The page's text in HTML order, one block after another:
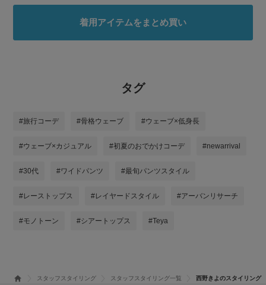
着用アイテムをまとめ買い
タグ
#旅行コーデ #骨格ウェーブ #ウェーブ×低身長
#ウェーブ×カジュアル #初夏のおでかけコーデ #newarrival
#30代 #ワイドパンツ #最旬パンツスタイル
#レーストップス #レイヤードスタイル #アーバンリサーチ
#モノトーン #シアートップス #Teya
スタッフスタイリング スタッフスタイリング一覧 西野きよのスタイリング